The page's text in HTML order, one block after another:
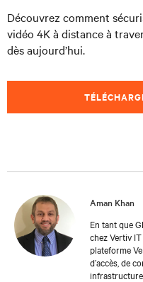
Découvrez comment
vidéo 4K à distance à
dès aujourd’hui.
Aman Khan
En tant que
chez Vertiv
plateforme
d’accès, de